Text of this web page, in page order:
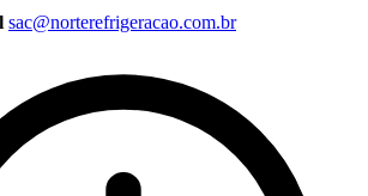
sac@norterefrigeracao.com.br